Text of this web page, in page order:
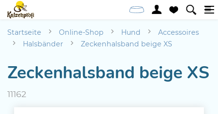
Startseite Online-Shop Hund
Accessoires
Halsbänder
Zeckenhalsband beige XS
Zeckenhalsband beige XS
11162